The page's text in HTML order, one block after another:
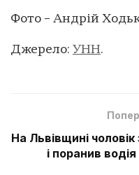
Фото – Андрій
Джерело: УНН.
На Львівщині
і поранив